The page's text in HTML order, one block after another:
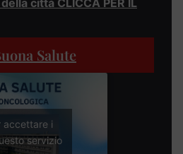
Salute
accettare i
servizio